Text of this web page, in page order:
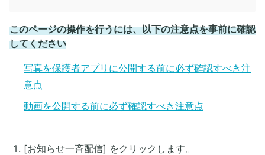
このページの操作を行うには、以下の注意点を事前に確認
してください
写真を保護者アプリに公開する前に必ず確認すべき注
意点
動画を公開する前に必ず確認すべき注意点
[お知らせ一斉配信] をクリックします。